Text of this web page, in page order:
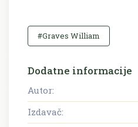
#Graves William
Dodatne informacije
Autor:
Izdavač: